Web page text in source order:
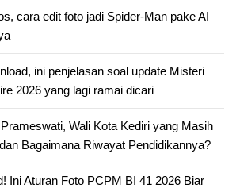
cara edit foto jadi Spider-Man pake AI
ini penjelasan soal update Misteri
2026 yang lagi ramai dicari
Wali Kota Kediri yang Masih
Bagaimana Riwayat Pendidikannya?
Ini Aturan Foto PCPM BI 41 2026 Biar